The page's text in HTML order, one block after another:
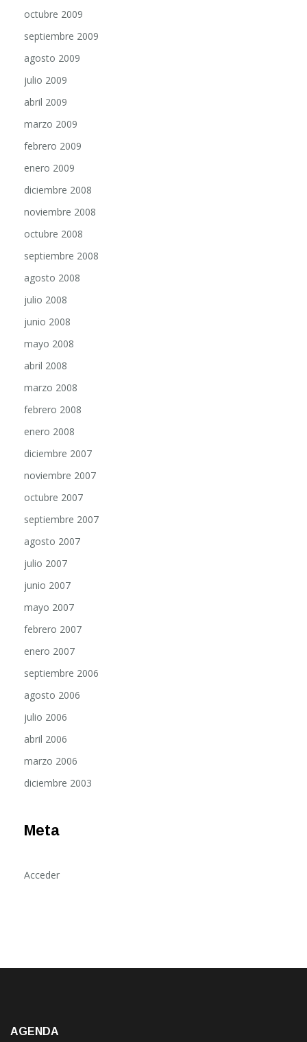
octubre 2009
septiembre 2009
agosto 2009
julio 2009
abril 2009
marzo 2009
febrero 2009
enero 2009
diciembre 2008
noviembre 2008
octubre 2008
septiembre 2008
agosto 2008
julio 2008
junio 2008
mayo 2008
abril 2008
marzo 2008
febrero 2008
enero 2008
diciembre 2007
noviembre 2007
octubre 2007
septiembre 2007
agosto 2007
julio 2007
junio 2007
mayo 2007
febrero 2007
enero 2007
septiembre 2006
agosto 2006
julio 2006
abril 2006
marzo 2006
diciembre 2003
Meta
Acceder
AGENDA